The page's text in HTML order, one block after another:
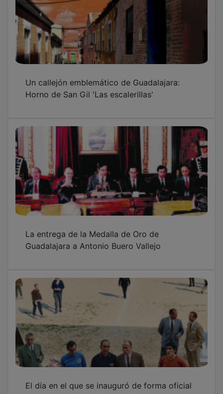
La entrega de la Medalla de Oro de
Guadalajara a Antonio Buero Vallejo
El día en el que se inauguró de forma oficial
el campo de fútbol 'Pedro Escartín'
El antiguo palacio de los Vizcondes de
Palazuelos en la plaza de San Esteban
OTRAS NOTICIAS